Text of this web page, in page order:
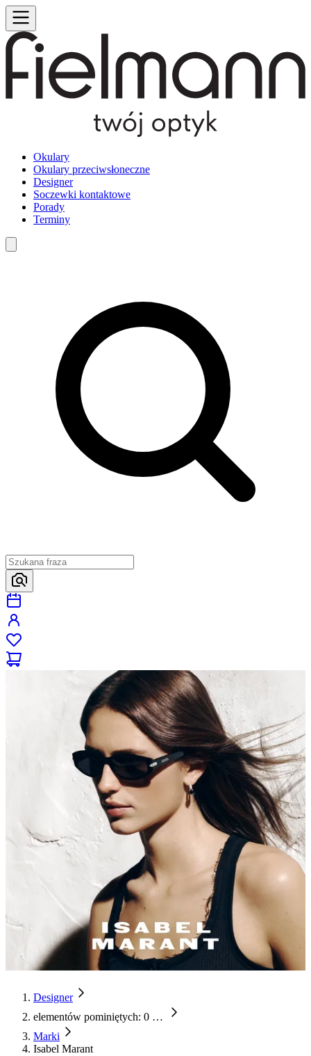
Okulary
Okulary przeciwsłoneczne
Designer
Soczewki kontaktowe
Porady
Terminy
Designer
elementów pominiętych: 0 …
Marki
Isabel Marant